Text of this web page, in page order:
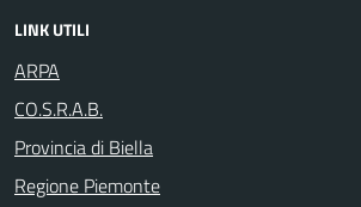
LINK UTILI
ARPA
CO.S.R.A.B.
Provincia di Biella
Regione Piemonte